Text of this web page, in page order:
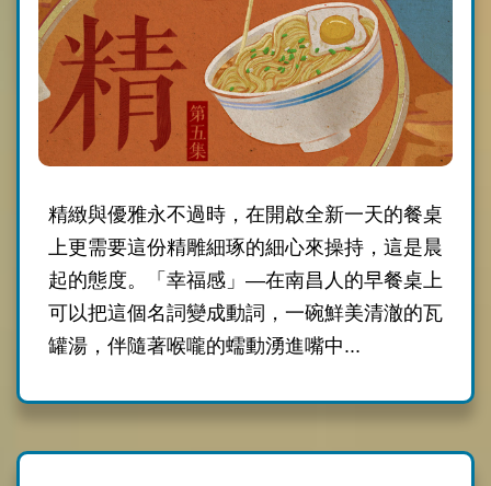
精緻與優雅永不過時，在開啟全新一天的餐桌
上更需要這份精雕細琢的細心來操持，這是晨
起的態度。「幸福感」—在南昌人的早餐桌上
可以把這個名詞變成動詞，一碗鮮美清澈的瓦
罐湯，伴隨著喉嚨的蠕動湧進嘴中...